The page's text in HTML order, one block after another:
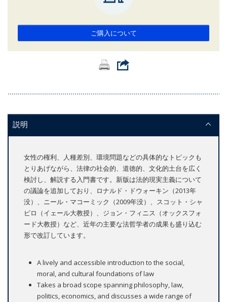
ご購入について
説明
女性の権利、人種差別、環境問題などの具体的なトピックも
とりあげながら、法律の社会的、道徳的、文化的土台を広く
検討し、解説する入門書です。新版は法的現実主義について
の議論を追加しており、ロナルド・ドウォーキン（2013年
没）、ニール・マコーミック（2009年没）、スコット・シャ
ピロ（イェール大教授）、ジョン・フィニス（オックスフォ
ード大教授）など、近年の主要な法哲学者の成果も盛り込む
形で改訂しています。
A lively and accessible introduction to the social,
moral, and cultural foundations of law
Takes a broad scope spanning philosophy, law,
politics, economics, and discusses a wide range of